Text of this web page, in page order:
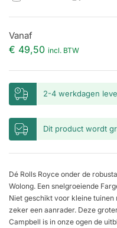
Vanaf
€ 49,50 incl. BTW
2-4 werkdagen
Dit product wordt
Dé Rolls Royce onder de
Wolong. Een snelgroeiende
Niet geschikt voor kleine tuinen
zeker een aanrader. Deze
Campbell is in onze ogen de